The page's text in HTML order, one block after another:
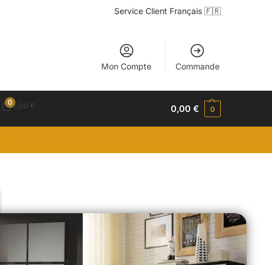
Service Client Français 🇫🇷
Mon Compte Commande
00,00 € 0,00€ 0